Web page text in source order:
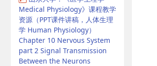
Medical Physiology》课程教学
资源（PPT课件讲稿，人体生理
学 Human Physiology）
Chapter 10 Nervous System
part 2 Signal Transmission
Between the Neurons